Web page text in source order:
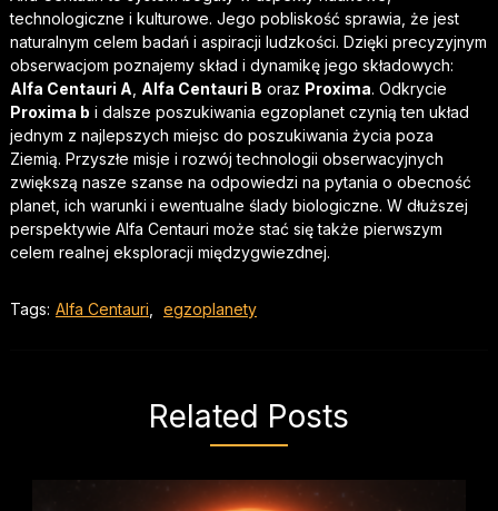
technologiczne i kulturowe. Jego pobliskość sprawia, że jest
naturalnym celem badań i aspiracji ludzkości. Dzięki precyzyjnym
obserwacjom poznajemy skład i dynamikę jego składowych:
Alfa Centauri A Alfa Centauri B oraz Proxima. Odkrycie
Proxima b i dalsze poszukiwania egzoplanet czynią ten układ
jednym z najlepszych miejsc do poszukiwania życia poza
Ziemią. Przyszłe misje i rozwój technologii obserwacyjnych
zwiększą nasze szanse na odpowiedzi na pytania o obecność
planet, ich warunki i ewentualne ślady biologiczne. W dłuższej
perspektywie Alfa Centauri może stać się także pierwszym
celem realnej eksploracji międzygwiezdnej.
Tags: Alfa Centauri egzoplanety
Related Posts